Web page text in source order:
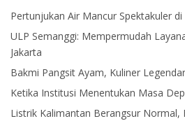
Pertunjukan Air Mancur Spektakuler di
ULP Semanggi: Mempermudah
Jakarta
Bakmi Pangsit Ayam, Kuliner
Ketika Institusi Menentukan Masa
Listrik Kalimantan Berangsur Normal,